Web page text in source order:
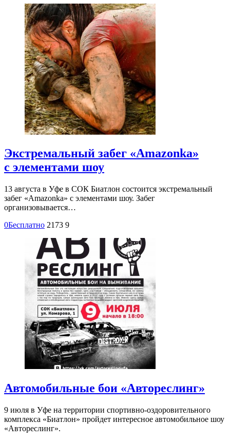
Экстремальный забег «Amazonka»
с элементами шоу
13 августа в Уфе в СОК Биатлон состоится экстремальный
забег «Amazonka» с элементами шоу. Забег
организовывается…
0Бесплатно 2173 9
Автомобильные бои «Автореслинг»
9 июля в Уфе на территории спортивно-оздоровительного
комплекса «Биатлон» пройдет интересное автомобильное шоу
«Автореслинг».